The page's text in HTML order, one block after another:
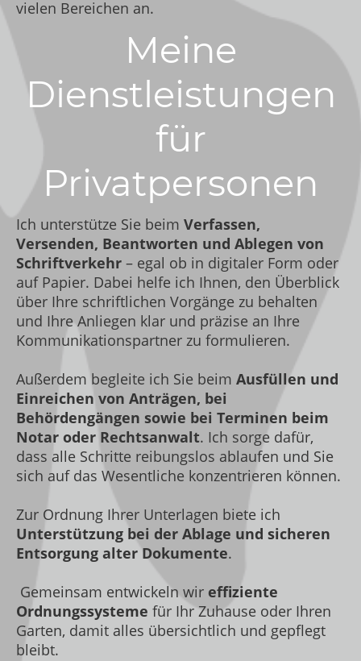
vielen Bereichen an.
Ich unterstütze Sie beim Verfassen,
Versenden, Beantworten und Ablegen von
Schriftverkehr – egal ob in digitaler Form oder
auf Papier. Dabei helfe ich Ihnen, den Überblick
über Ihre schriftlichen Vorgänge zu behalten
und Ihre Anliegen klar und präzise an Ihre
Kommunikationspartner zu formulieren.
Außerdem begleite ich Sie beim Ausfüllen und
Einreichen von Anträgen, bei
Behördengängen sowie bei Terminen beim
Notar oder Rechtsanwalt. Ich sorge dafür,
dass alle Schritte reibungslos ablaufen und Sie
sich auf das Wesentliche konzentrieren können.
Zur Ordnung Ihrer Unterlagen biete ich
Unterstützung bei der Ablage und sicheren
Entsorgung alter Dokumente.
Gemeinsam entwickeln wir effiziente
Ordnungssysteme für Ihr Zuhause oder Ihren
Garten, damit alles übersichtlich und gepflegt
bleibt.
Meine
Dienstleistungen
für
Privatpersonen